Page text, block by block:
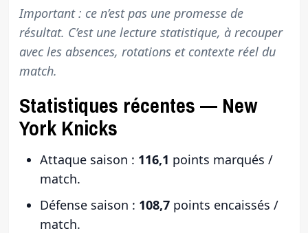
Important : ce n’est pas une promesse de
résultat. C’est une lecture statistique, à recouper
avec les absences, rotations et contexte réel du
match.
Statistiques récentes — New
York Knicks
Attaque saison : 116,1 points marqués /
match.
Défense saison : 108,7points encaissés /
match.